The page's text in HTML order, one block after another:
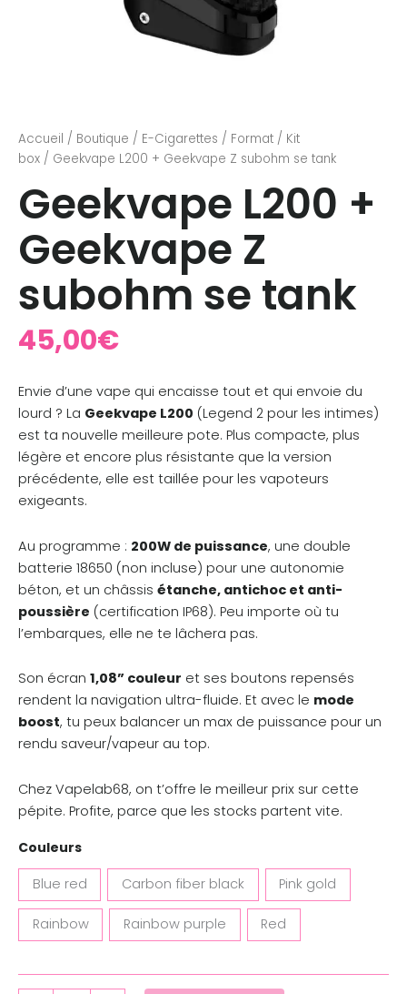
Accueil / Boutique / E-Cigarettes / Format / Kit
box / Geekvape L200 + Geekvape Z subohm se tank
Geekvape L200 +
Geekvape Z
subohm se tank
45,00€
Envie d’une vape qui encaisse tout et qui envoie du
lourd ? La Geekvape L200 (Legend 2 pour les intimes)
est ta nouvelle meilleure pote. Plus compacte, plus
légère et encore plus résistante que la version
précédente, elle est taillée pour les vapoteurs
exigeants.
Au programme : 200W de puissance, une double
batterie 18650 (non incluse) pour une autonomie
béton, et un châssis étanche, antichoc et anti-
poussière (certification IP68). Peu importe où tu
l’embarques, elle ne te lâchera pas.
Son écran 1,08” couleur et ses boutons repensés
rendent la navigation ultra-fluide. Et avec le mode
boost, tu peux balancer un max de puissance pour un
rendu saveur/vapeur au top.
Chez Vapelab68, on t’offre le meilleur prix sur cette
pépite. Profite, parce que les stocks partent vite.
Couleurs
Blue red Carbon fiber black Pink gold
Rainbow Rainbow purple Red